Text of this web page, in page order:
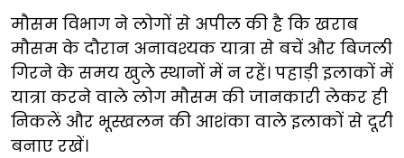
मौसम विभाग ने लोगों से अपील की है कि खराब
मौसम के दौरान अनावश्यक यात्रा से बचें और बिजली
गिरने के समय खुले स्थानों में न रहें। पहाड़ी इलाकों में
यात्रा करने वाले लोग मौसम की जानकारी लेकर ही
निकलें और भूस्खलन की आशंका वाले इलाकों से दूरी
बनाए रखें।